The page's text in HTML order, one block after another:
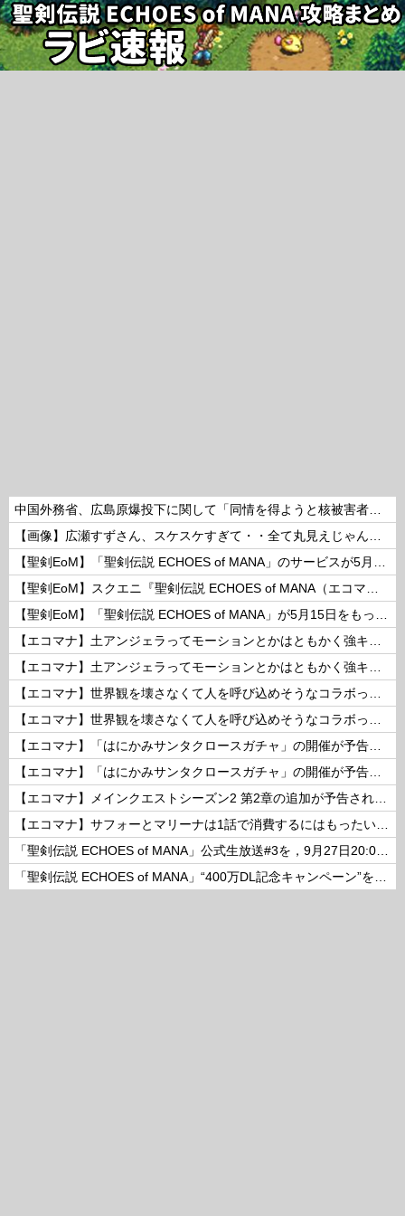
中国外務省、広島原爆投下に関して「同情を得ようと核被害者の立場を政治利用」と主張！
【画像】広瀬すずさん、スケスケすぎて・・全て丸見えじゃん！ 他
【聖剣EoM】「聖剣伝説 ECHOES of MANA」のサービスが5月15日15：00をもって終了に
【聖剣EoM】スクエニ『聖剣伝説 ECHOES of MANA（エコマナ）』が2023年5月15日をもって運営サービス終了を発表
【聖剣EoM】「聖剣伝説 ECHOES of MANA」が5月15日をもってサービス終了に
【エコマナ】土アンジェラってモーションとかはともかく強キャラなの？
【エコマナ】土アンジェラってモーションとかはともかく強キャラなの？
【エコマナ】世界観を壊さなくて人を呼び込めそうなコラボって何があるだろう？
【エコマナ】世界観を壊さなくて人を呼び込めそうなコラボって何があるだろう？
【エコマナ】「はにかみサンタクロースガチャ」の開催が予告されたぞ！
【エコマナ】「はにかみサンタクロースガチャ」の開催が予告されたぞ！
【エコマナ】メインクエストシーズン2 第2章の追加が予告されたぞ！
【エコマナ】サフォーとマリーナは1話で消費するにはもったいないコンビだった
「聖剣伝説 ECHOES of MANA」公式生放送#3を，9月27日20:00より配信
「聖剣伝説 ECHOES of MANA」“400万DL記念キャンペーン”を開催